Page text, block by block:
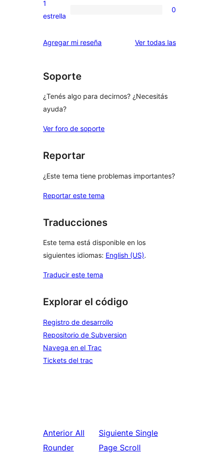
de
estrellas
0
de
1
estrella
0
Agregar mi reseña Ver todas lasreseñas
Soporte
¿Tenés algo para decirnos? ¿Necesitás
ayuda?
Ver foro de soporte
Reportar
¿Este tema tiene problemas importantes?
Reportar este tema
Traducciones
Este tema está disponible en los
siguientes idiomas: English (US).
Traducir este tema
Explorar el código
Registro de desarrollo
Repositorio de Subversion
Navega en el Trac
Tickets del trac
Anterior All
Rounder
Siguiente Single
Page Scroll